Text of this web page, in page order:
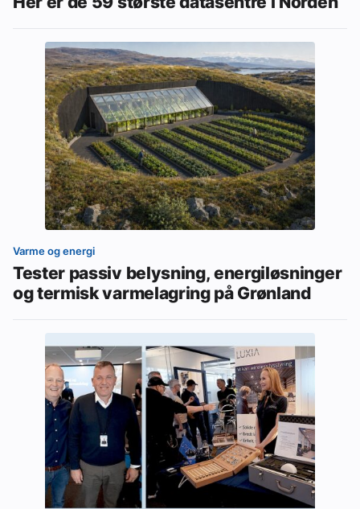
Varme og energi
Tester passiv belysning, energiløsninger
og termisk varmelagring på Grønland